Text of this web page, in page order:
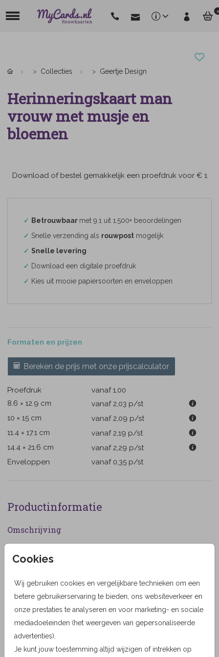
0
Cookies
Wij gebruiken cookies en vergelijkbare technieken om een
betere gebruikerservaring te bieden, ons websiteverkeer en
onze prestaties te analyseren en voor marketing- en sociale
mediadoeleinden (het weergeven van gepersonaliseerde
advertenties).
Je kunt jouw toestemming altijd wijzigen of intrekken op
Collecties Geertje Design
Herinneringskaart man
vrouw met musje en
bloemen
Download of bestel gemakkelijk een proefdruk voor € 1
✓ Betrouwbaar met 9.1 uit 1.500+ beoordelingen
✓ Snelle verzending als rouwpost mogelijk
✓ Snelle levering
✓ Download een digitale proefdruk
✓ Kies uit mooie papiersoorten en enveloppen
Formaten en prijzen
Bereken de prijs met onze prijscalculator
Proefdruk
vanaf 1,00
8.6 × 12.9 cm
vanaf 2,03 p/st
10 × 15 cm
vanaf 2,09 p/st
11.4 × 17.1 cm
vanaf 2,19 p/st
14.4 × 21.6 cm
vanaf 2,29 p/st
Enveloppen
vanaf 0,35 p/st
Productinformatie
Omschrijving
in herfstkleuren. Een vogel, mus, zittend op een takje.
Designer
Geertje Burgers
Collectie
Geertje Design